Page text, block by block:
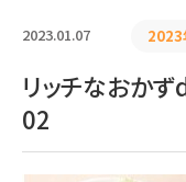
2023.01.07 2023
リッチなおか
02